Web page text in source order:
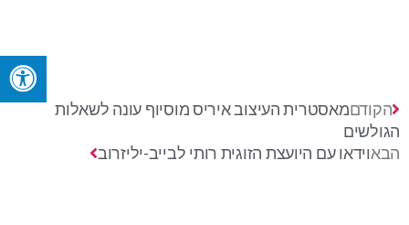
הקודםמאסטרית העיצוב איריס מוסיוף עונה לשאלות
הגולשים
הבאוידאו עם היועצת הזוגית רותי לבייב-יליזרוב